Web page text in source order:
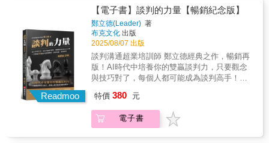
點進行談判，有效管理整個談判流程。如「白
臉•黑臉戰術」、「以退為進戰術」、「得寸進
尺戰術」、「最後通牒戰術」……等。第6章掌
握達到最高共識的談判方法。如運用自己的強
項擬定選項、意識談判對象背後的人物、交換
條件的基本原則、要求對方讓步時的說服技
巧……等。 第7章如何透過談判解決已發生的
嚴重衝突。如不要錯過共識（和解）的機會、
從不同的窗口看待衝突（框架）、避免情緒失
控、降低對談判對象的期待……等。
理要求，一般人容易陷入的｢心理妥協點｣，以
及社會心理學及各相關領域的研究成果。具備
結合具建設性的共識能力，也就是所謂的談判
能力，才是你我在全球化社會中生存的必要條
件。 ¢關於「談判」的必知重點：‧了解談判的
三個誤解及三項成功原則‧面對高壓攻勢談判的
三個重點‧五階段的事前準備‧破解五大談判基本
三個誤解」及「成功達成談判的三項原則」。
第2章如何避免掉入二分法的陷阱、共識的偏
誤，及擺脫定錨效應的影響。第3章了解高壓攻
勢的陷阱、固定模式的談判風格到其破解方
取保險理賠，到公共意外怎賠，談判，無所不
在！從諸葛亮赤壁之戰，吳蜀生死結盟談判，
古今多少事，到司馬懿關公之死，吳魏分化結
盟談判，盡付談判中！戰場、商場、職場、家
庭，無論工作或生活，人生無處不談判！專文
推薦劉必榮／東吳大學政治系教授、和風談判
學院創辦人朱幸兒／世邦魏理仕（CBRE）臺灣
董事總經理陳怡君／愛爾達電視創辦人暨董事
長蘇晉川／欣台保經董事長 本書十大特色1. 化
提綱挈領、省時省力，輕鬆幫您的談判能力加
速升級！3. 文筆流暢，說理敘事，案例詳實，
現學現賣，即學即用！4. 協助您：勇於上桌談
Readmoo
【電子書】談判的力量【暢銷紀念版】
鄭立德(Leader) 著
布克文化 出版
2025/08/07 出版
談判溝通超業培訓師 鄭立德經典之作，暢銷再
版！AI時代中培養你的雙贏談判力，只要觀念
與技巧對了，每個人都可能成為談判高手！談
自信；解決問題，提升業績！幫您打開僵局，
化險為夷；得到更多，創造雙贏！不了解人
性，只能說遺憾。不懂得談判，就等著被
特價 380 元
電子書